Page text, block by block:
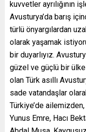
kuvvetler ayrılığının
Avusturya’da barış
türlü önyargılardan
olarak yaşamak
bir duyarlıyız.
güzel ve güçlü bir ülke
olan Türk asıllı
sade vatandaşlar
Türkiye’de ailemizden,
Yunus Emre, Hacı